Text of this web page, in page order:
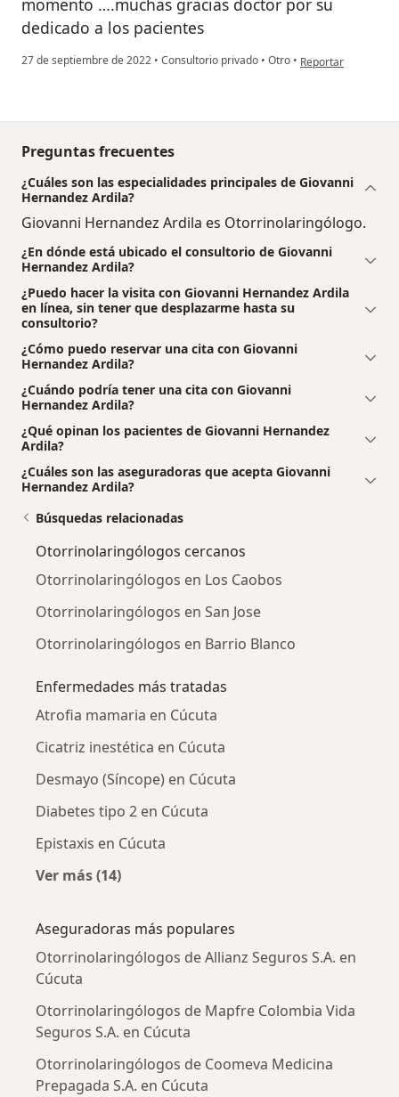
momento ….muchas gracias doctor por su
dedicado a los pacientes
27 de septiembre de 2022 • Consultorio privado • Otro • en opinión del
Reportar
Preguntas frecuentes
¿Cuáles son las especialidades principales de Giovanni
Hernandez Ardila?
Giovanni Hernandez Ardila es Otorrinolaringólogo.
¿En dónde está ubicado el consultorio de Giovanni
Hernandez Ardila?
¿Puedo hacer la visita con Giovanni Hernandez Ardila
en línea, sin tener que desplazarme hasta su
consultorio?
¿Cómo puedo reservar una cita con Giovanni
Hernandez Ardila?
¿Cuándo podría tener una cita con Giovanni
Hernandez Ardila?
¿Qué opinan los pacientes de Giovanni Hernandez
Ardila?
¿Cuáles son las aseguradoras que acepta Giovanni
Hernandez Ardila?
Búsquedas relacionadas
Otorrinolaringólogos cercanos
Otorrinolaringólogos en Los Caobos
Otorrinolaringólogos en San Jose
Otorrinolaringólogos en Barrio Blanco
Enfermedades más tratadas
Atrofia mamaria en Cúcuta
Cicatriz inestética en Cúcuta
Desmayo (Síncope) en Cúcuta
Diabetes tipo 2 en Cúcuta
Epistaxis en Cúcuta
Ver más (14)
Aseguradoras más populares
Otorrinolaringólogos de Allianz Seguros S.A. en
Cúcuta
Otorrinolaringólogos de Mapfre Colombia Vida
Seguros S.A. en Cúcuta
Otorrinolaringólogos de Coomeva Medicina
Prepagada S.A. en Cúcuta